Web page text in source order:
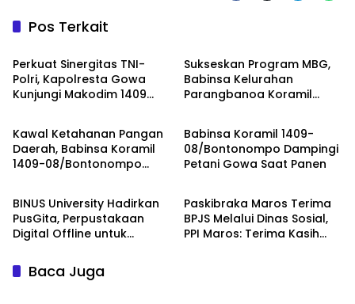
Pos Terkait
Berita
Perkuat Sinergitas TNI-
Polri, Kapolresta Gowa
Kunjungi Makodim 1409
Sukseskan Program MBG,
Babinsa Kelurahan
Parangbanoa Koramil
di Sekolah
Berita
Kawal Ketahanan Pangan
Daerah, Babinsa Koramil
1409-08/Bontonompo
Berita
Babinsa Koramil 1409-
08/Bontonompo Dampingi
Petani Gowa Saat Panen
Pendidikan
BINUS University Hadirkan
PusGita, Perpustakaan
Digital Offline untuk
Selatan
Daerah
Paskibraka Maros Terima
BPJS Melalui Dinas Sosial,
PPI Maros: Terima Kasih
Baca Juga